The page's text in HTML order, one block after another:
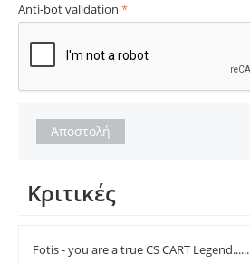
Anti-bot validation
Αποστολή
Κριτικές
Fotis - you are a true CS CART Legend......